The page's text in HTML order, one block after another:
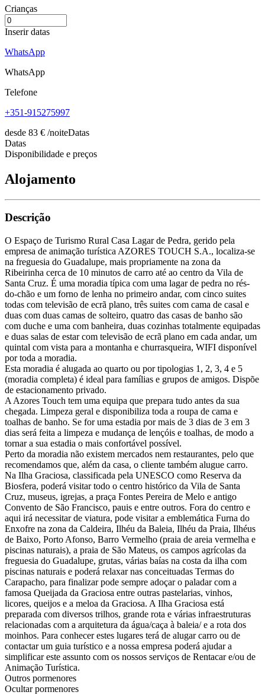
Crianças
Inserir datas
WhatsApp
WhatsApp
Telefone
+351-915275997
desde 83 € /noiteDatas
Datas
Disponibilidade e preços
Alojamento
Descrição
O Espaço de Turismo Rural Casa Lagar de Pedra, gerido pela
empresa de animação turística AZORES TOUCH S.A., localiza-se
na freguesia do Guadalupe, mais propriamente na zona da
Ribeirinha cerca de 10 minutos de carro até ao centro da Vila de
Santa Cruz. É uma moradia típica com uma lagar de pedra no rés-
do-chão e um forno de lenha no primeiro andar, com cinco suites
todas com televisão de ecrã plano, três suites com cama de casal e
duas com duas camas de solteiro, quatro das casas de banho são
com duche e uma com banheira, duas cozinhas totalmente equipadas
e duas salas de estar com televisão de ecrã plano em cada andar, um
quintal com vista para a montanha e churrasqueira, WIFI disponível
por toda a moradia.
Esta moradia é alugada ao quarto ou por tipologias 1, 2, 3, 4 e 5
(moradia completa) é ideal para famílias e grupos de amigos. Dispõe
de estacionamento privado.
A Azores Touch tem uma equipa que prepara tudo antes da sua
chegada. Limpeza geral e disponibiliza toda a roupa de cama e
toalhas de banho. Se for uma estadia por mais de 3 dias de 3 em 3
dias será feita a limpeza e mudança de lençóis e toalhas, de modo a
tornar a sua estadia o mais confortável possível.
Perto da moradia não existem mercados nem restaurantes, pelo que
recomendamos que, além da casa, o cliente também alugue carro.
Na Ilha Graciosa, classificada pela UNESCO como Reserva da
Biosfera, poderá visitar todo o centro histórico da Vila de Santa
Cruz, museus, igrejas, a praça Fontes Pereira de Melo e antigo
Convento de São Francisco, pauis e entre outros. Fora do centro e
aqui irá necessitar de viatura, pode visitar a emblemática Furna do
Enxofre na zona da Caldeira, Ilhéu da Baleia, Ilhéu da Praia, Ilhéus
de Baixo, Porto Afonso, Barro Vermelho (praia de areia vermelha e
piscinas naturais), a praia de São Mateus, os campos agrícolas da
freguesia do Guadalupe, grutas, várias baías na costa da ilha com
piscinas naturais e poderá relaxar nas conceituadas Termas do
Carapacho, para finalizar pode sempre adoçar o paladar com a
famosa Queijada da Graciosa entre outras pastelarias, vinhos,
licores, queijos e a meloa da Graciosa. A Ilha Graciosa está
preparada com diversos trilhos, grande rota e várias infraestruturas
relacionadas com a arquitetura da água/caça à baleia/ e a rota dos
moinhos. Para conhecer estes lugares terá de alugar carro ou de
contactar um guia turístico e a nossa empresa poderá ajudar a
simplificar este assunto com os nossos serviços de Rentacar e/ou de
Animação Turística.
Outros pormenores
Ocultar pormenores